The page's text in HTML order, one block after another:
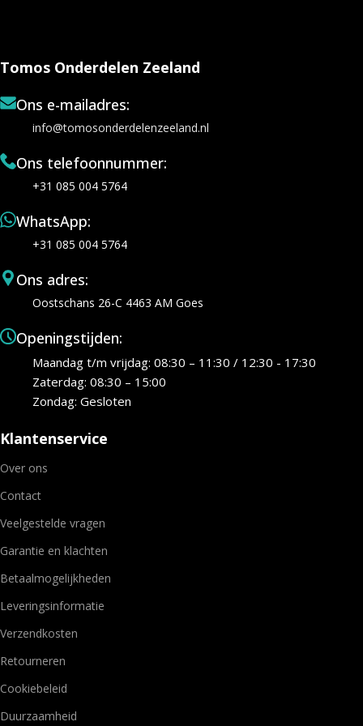
Tomos Onderdelen Zeeland
Ons e-mailadres:
info@tomosonderdelenzeeland.nl
Ons telefoonnummer:
+31 085 004 5764
WhatsApp:
+31 085 004 5764
Ons adres:
Oostschans 26-C 4463 AM Goes
Openingstijden:
Maandag t/m vrijdag: 08:30 – 11:30 / 12:30 - 17:30
Zaterdag: 08:30 – 15:00
Zondag: Gesloten
Klantenservice
Over ons
Contact
Veelgestelde vragen
Garantie en klachten
Betaalmogelijkheden
Leveringsinformatie
Verzendkosten
Retourneren
Cookiebeleid
Duurzaamheid